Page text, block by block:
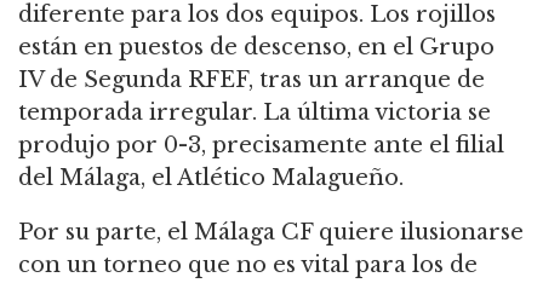
diferente para los dos equipos. Los rojillos
están en puestos de descenso, en el Grupo
IV de Segunda RFEF, tras un arranque de
temporada irregular. La última victoria se
produjo por 0-3, precisamente ante el filial
del Málaga, el Atlético Malagueño.
Por su parte, el Málaga CF quiere ilusionarse
con un torneo que no es vital para los de